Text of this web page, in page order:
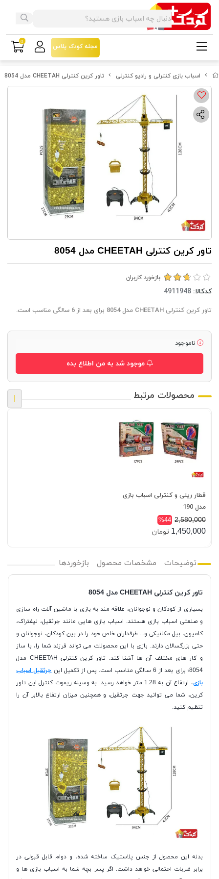
اسباب بازی کنترلی و رادیو کنترلی تاور کرین کنترلی CHEETAH مدل 8054
تاور کرین کنترلی CHEETAH مدل 8054
بازخورد کاربران
کدکالا:
تاور کرین کنترلی CHEETAH مدل 8054 برای بعد از 6 سالگی مناسب است.
ناموجود
موجود شد به من اطلاع بده
محصولات مرتبط
قطار ریلی و کنترلی اسباب بازی
مدل 190
2,580,000
%44
1,450,000 تومان
توضیحات مشخصات محصول بازخوردها
تاور کرین کنترلی CHEETAH مدل 8054
بسیاری از کودکان و نوجوانان، علاقه مند به بازی با ماشین آلات راه سازی
و صنعتی اسباب بازی هستند. اسباب بازی هایی مانند جرثقیل، لیفتراک،
کامیون، بیل مکانیکی و... طرفداران خاص خود را در بین کودکان، نوجوانان و
حتی بزرگسالان دارند. بازی با این محصولات می تواند فرزند شما را، با ساز
و کار های مختلف آن ها آشنا کند. تاور کرین کنترلی CHEETAH مدل
8054؛ برای بعد از 6 سالگی مناسب است. پس از تکمیل این
جرثقیل اسباب
بازی
، ارتفاع آن به 1.28 متر خواهد رسید. به وسیله ریموت کنترل این تاور
کرین، شما می توانید جهت جرثقیل، و همچنین میزان ارتفاع بالابر آن را
تنظیم کنید.
بدنه این محصول از جنس پلاستیک ساخته شده، و دوام قابل قبولی در
برابر ضربات احتمالی خواهد داشت. اگر پسر بچه شما به اسباب بازی ها و
مجله کودک پلاس
0